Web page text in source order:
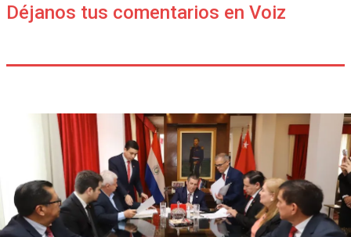
Déjanos tus comentarios en Voiz